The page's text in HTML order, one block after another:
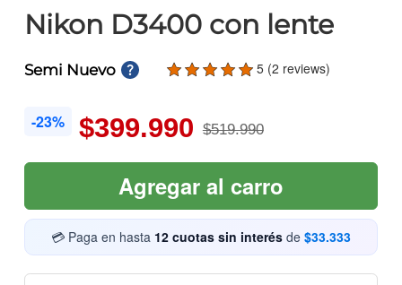
Nikon D3400 con lente
Semi Nuevo 5 (2 reviews)
-23% $399.990 $519.990
Agregar al carro
💳 Paga en hasta 12 cuotas sin interés de $33.333